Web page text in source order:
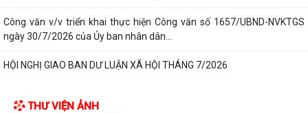
Công văn v/v triển khai thực hiện Công văn số 1657/UBND-NVKTGS
ngày 30/7/2026 của Ủy ban nhân dân...
HỘI NGHỊ GIAO BAN DƯ LUẬN XÃ HỘI THÁNG 7/2026
THƯ VIỆN ẢNH